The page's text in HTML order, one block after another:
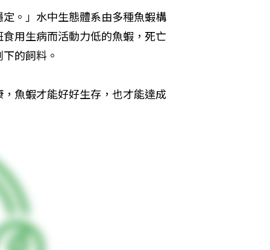
。」水中生態體系由多種魚蝦構
用生病而活動力低的魚蝦，死亡
的飼料。
魚蝦才能好好生存，也才能達成